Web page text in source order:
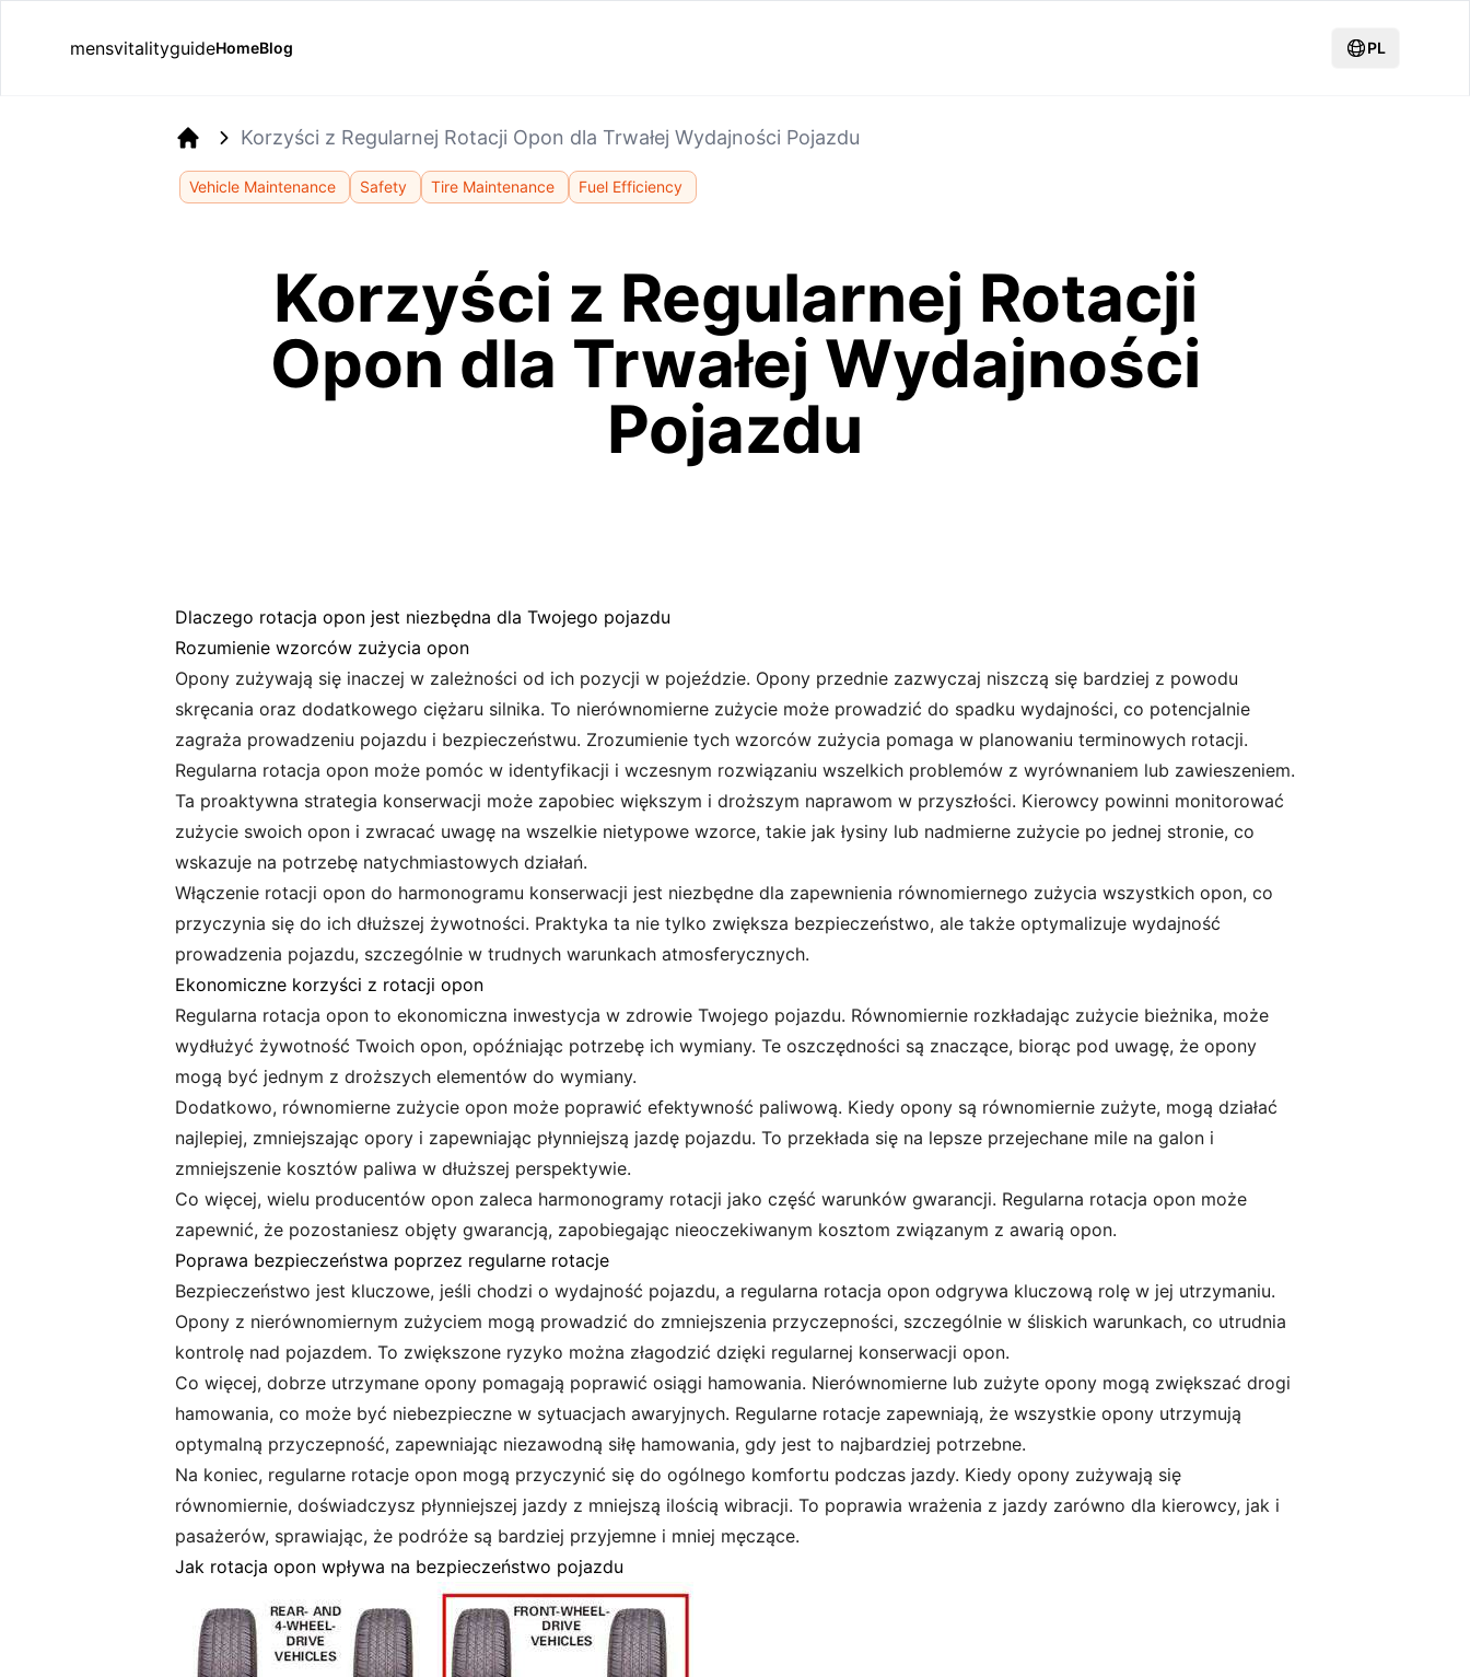
mensvitalityguideHomeBlog PL
Korzyści z Regularnej Rotacji Opon dla Trwałej Wydajności Pojazdu
Vehicle Maintenance Safety Tire Maintenance Fuel Efficiency
Korzyści z Regularnej Rotacji
Opon dla Trwałej Wydajności
Pojazdu
Dlaczego rotacja opon jest niezbędna dla Twojego pojazdu
Rozumienie wzorców zużycia opon
Opony zużywają się inaczej w zależności od ich pozycji w pojeździe. Opony przednie zazwyczaj niszczą się bardziej z powodu
skręcania oraz dodatkowego ciężaru silnika. To nierównomierne zużycie może prowadzić do spadku wydajności, co potencjalnie
zagraża prowadzeniu pojazdu i bezpieczeństwu. Zrozumienie tych wzorców zużycia pomaga w planowaniu terminowych rotacji.
Regularna rotacja opon może pomóc w identyfikacji i wczesnym rozwiązaniu wszelkich problemów z wyrównaniem lub zawieszeniem.
Ta proaktywna strategia konserwacji może zapobiec większym i droższym naprawom w przyszłości. Kierowcy powinni monitorować
zużycie swoich opon i zwracać uwagę na wszelkie nietypowe wzorce, takie jak łysiny lub nadmierne zużycie po jednej stronie, co
wskazuje na potrzebę natychmiastowych działań.
Włączenie rotacji opon do harmonogramu konserwacji jest niezbędne dla zapewnienia równomiernego zużycia wszystkich opon, co
przyczynia się do ich dłuższej żywotności. Praktyka ta nie tylko zwiększa bezpieczeństwo, ale także optymalizuje wydajność
prowadzenia pojazdu, szczególnie w trudnych warunkach atmosferycznych.
Ekonomiczne korzyści z rotacji opon
Regularna rotacja opon to ekonomiczna inwestycja w zdrowie Twojego pojazdu. Równomiernie rozkładając zużycie bieżnika, może
wydłużyć żywotność Twoich opon, opóźniając potrzebę ich wymiany. Te oszczędności są znaczące, biorąc pod uwagę, że opony
mogą być jednym z droższych elementów do wymiany.
Dodatkowo, równomierne zużycie opon może poprawić efektywność paliwową. Kiedy opony są równomiernie zużyte, mogą działać
najlepiej, zmniejszając opory i zapewniając płynniejszą jazdę pojazdu. To przekłada się na lepsze przejechane mile na galon i
zmniejszenie kosztów paliwa w dłuższej perspektywie.
Co więcej, wielu producentów opon zaleca harmonogramy rotacji jako część warunków gwarancji. Regularna rotacja opon może
zapewnić, że pozostaniesz objęty gwarancją, zapobiegając nieoczekiwanym kosztom związanym z awarią opon.
Poprawa bezpieczeństwa poprzez regularne rotacje
Bezpieczeństwo jest kluczowe, jeśli chodzi o wydajność pojazdu, a regularna rotacja opon odgrywa kluczową rolę w jej utrzymaniu.
Opony z nierównomiernym zużyciem mogą prowadzić do zmniejszenia przyczepności, szczególnie w śliskich warunkach, co utrudnia
kontrolę nad pojazdem. To zwiększone ryzyko można złagodzić dzięki regularnej konserwacji opon.
Co więcej, dobrze utrzymane opony pomagają poprawić osiągi hamowania. Nierównomierne lub zużyte opony mogą zwiększać drogi
hamowania, co może być niebezpieczne w sytuacjach awaryjnych. Regularne rotacje zapewniają, że wszystkie opony utrzymują
optymalną przyczepność, zapewniając niezawodną siłę hamowania, gdy jest to najbardziej potrzebne.
Na koniec, regularne rotacje opon mogą przyczynić się do ogólnego komfortu podczas jazdy. Kiedy opony zużywają się
równomiernie, doświadczysz płynniejszej jazdy z mniejszą ilością wibracji. To poprawia wrażenia z jazdy zarówno dla kierowcy, jak i
pasażerów, sprawiając, że podróże są bardziej przyjemne i mniej męczące.
Jak rotacja opon wpływa na bezpieczeństwo pojazdu